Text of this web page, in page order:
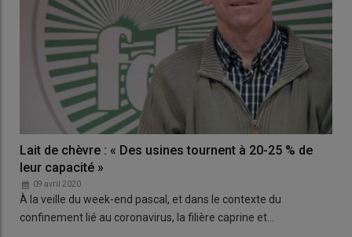
Lait de chèvre : « Des usines tournent à 20-25 % de
leur capacité »
09 avril 2020
À la veille du week-end pascal, et dans le contexte du
confinement lié au coronavirus, la filière caprine et…